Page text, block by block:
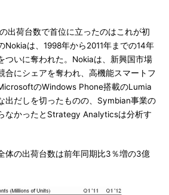
出荷台数で首位に立ったのはこれが初
Nokiaは、1998年から2011年までの14年
ついに奪われた。Nokiaは、新興国市場
合にシェアを奪われ、高機能スマートフ
のWindows Phone搭載のLumia
出だしを切ったものの、Symbian事業の
なかったとStrategy Analyticsは分析す
体の出荷台数は前年同期比3％増の3億